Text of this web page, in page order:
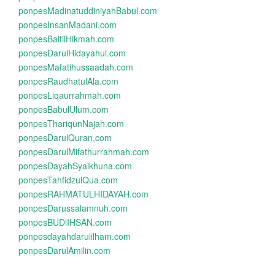
ponpesMadinatuddiniyahBabul.com
ponpesInsanMadani.com
ponpesBaitilHikmah.com
ponpesDarulHidayahul.com
ponpesMafatihussaadah.com
ponpesRaudhatulAla.com
ponpesLiqaurrahmah.com
ponpesBabulUlum.com
ponpesThariqunNajah.com
ponpesDarulQuran.com
ponpesDarulMifathurrahmah.com
ponpesDayahSyaikhuna.com
ponpesTahfidzulQua.com
ponpesRAHMATULHIDAYAH.com
ponpesDarussalamnuh.com
ponpesBUDiIHSAN.com
ponpesdayahdarulilham.com
ponpesDarulAmilin.com